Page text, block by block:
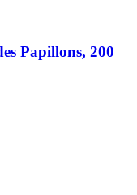
Papillons, 200